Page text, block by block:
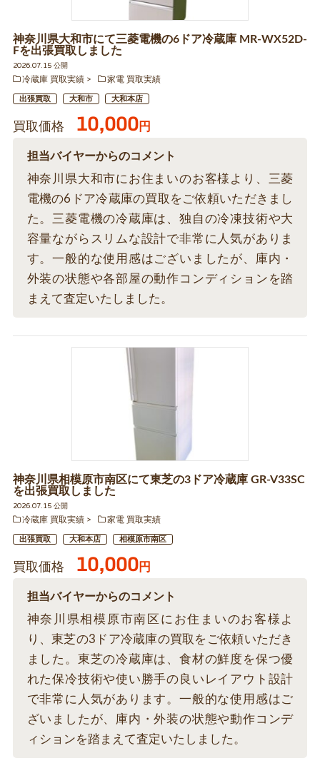
神奈川県大和市にて三菱電機の6ドア冷蔵庫 MR-WX52D-
Fを出張買取しました
2026.07.15 公開
冷蔵庫 買取実績
家電 買取実績
出張買取 大和市 大和本店
買取価格 10,000円
担当バイヤーからのコメント
神奈川県大和市にお住まいのお客様より、三菱
電機の6ドア冷蔵庫の買取をご依頼いただきまし
た。三菱電機の冷蔵庫は、独自の冷凍技術や大
容量ながらスリムな設計で非常に人気がありま
す。一般的な使用感はございましたが、庫内・
外装の状態や各部屋の動作コンディションを踏
まえて査定いたしました。
神奈川県相模原市南区にて東芝の3ドア冷蔵庫 GR-V33SC
を出張買取しました
2026.07.15 公開
冷蔵庫 買取実績
家電 買取実績
出張買取 大和本店 相模原市南区
買取価格 10,000円
担当バイヤーからのコメント
神奈川県相模原市南区にお住まいのお客様よ
り、東芝の3ドア冷蔵庫の買取をご依頼いただき
ました。東芝の冷蔵庫は、食材の鮮度を保つ優
れた保冷技術や使い勝手の良いレイアウト設計
で非常に人気があります。一般的な使用感はご
ざいましたが、庫内・外装の状態や動作コンデ
ィションを踏まえて査定いたしました。